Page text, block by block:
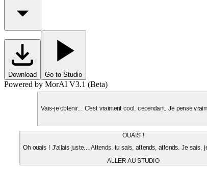
Download Go to Studio
Powered by MorAI V3.1 (Beta)
Vais-je obtenir... C'est vraiment cool, cependant. Je pense
OUAIS !
Oh ouais ! J'allais juste... Attends, tu sais, attends, attends. Je sais,
ALLER AU STUDIO